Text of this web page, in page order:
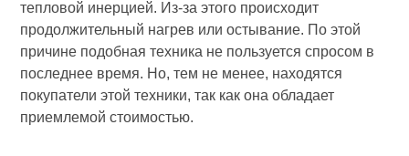
тепловой инерцией. Из-за этого происходит
продолжительный нагрев или остывание. По этой
причине подобная техника не пользуется спросом в
последнее время. Но, тем не менее, находятся
покупатели этой техники, так как она обладает
приемлемой стоимостью.